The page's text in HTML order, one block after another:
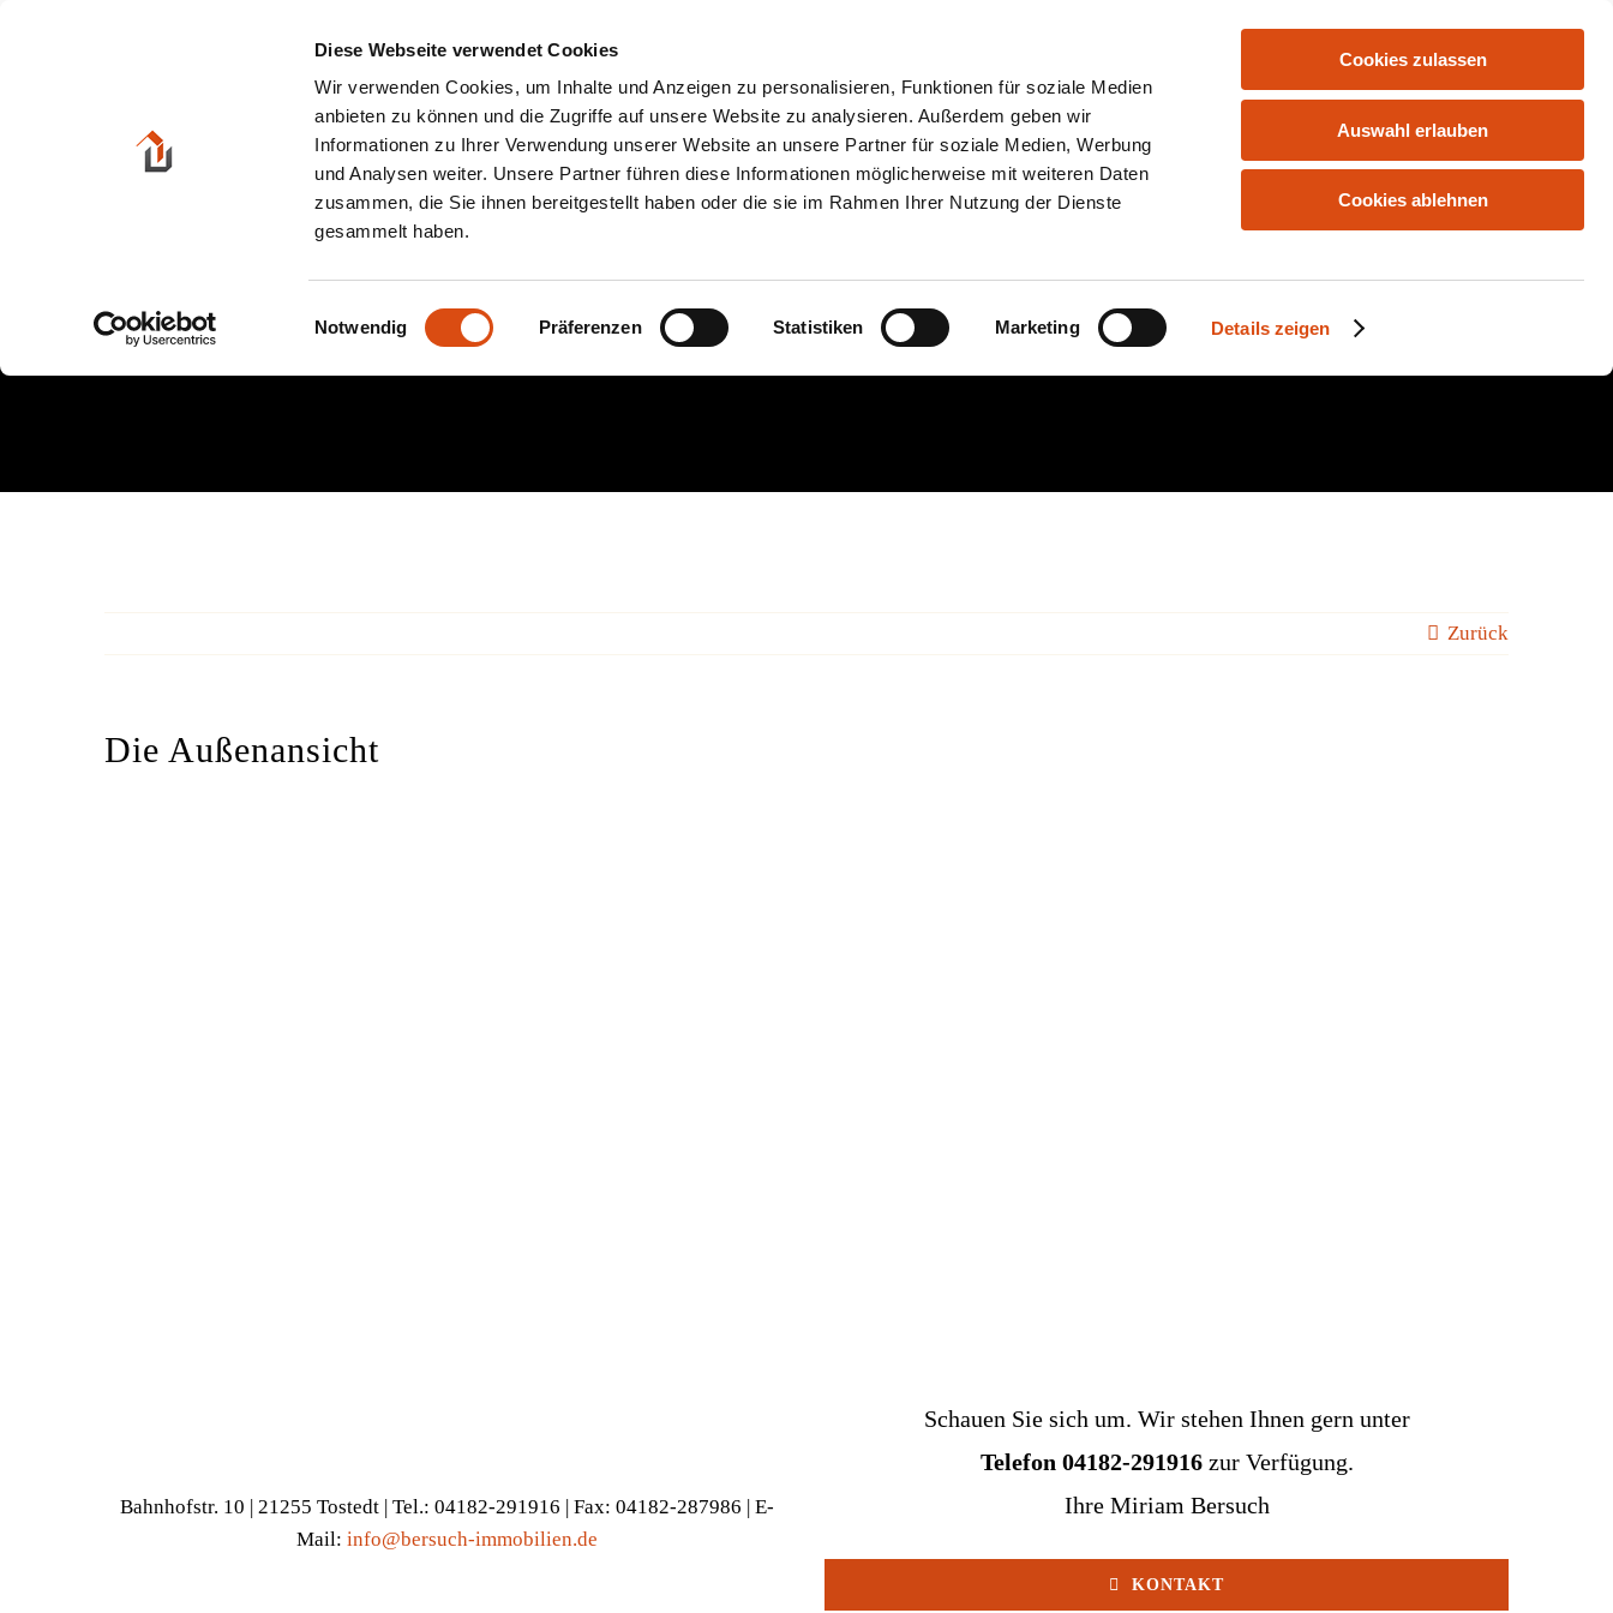
Diese Webseite verwendet Cookies
Wir verwenden Cookies, um Inhalte und Anzeigen zu personalisieren, Funktionen für soziale Medien
anbieten zu können und die Zugriffe auf unsere Website zu analysieren. Außerdem geben wir
Informationen zu Ihrer Verwendung unserer Website an unsere Partner für soziale Medien, Werbung
und Analysen weiter. Unsere Partner führen diese Informationen möglicherweise mit weiteren Daten
zusammen, die Sie ihnen bereitgestellt haben oder die sie im Rahmen Ihrer Nutzung der Dienste
gesammelt haben.
Einwilligungsauswahl
Notwendig Präferenzen Statistiken Marketing Details zeigen
Cookies zulassen
Auswahl erlauben
Cookies ablehnen
KONTAKT
Die Außenansicht
Zurück
Die Außenansicht
Bahnhofstr. 10 | 21255 Tostedt | Tel.: 04182-291916 | Fax: 04182-287986 | E-
Mail: info@bersuch-immobilien.de
Schauen Sie sich um. Wir stehen Ihnen gern unter
Telefon 04182-291916zur Verfügung.
Ihre Miriam Bersuch
KONTAKT